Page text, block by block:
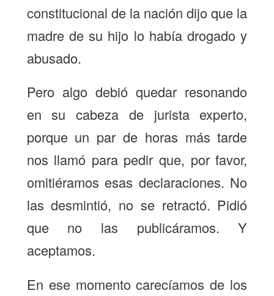
constitucional de la nación dijo que la
madre de su hijo lo había drogado y
abusado.
Pero algo debió quedar resonando
en su cabeza de jurista experto,
porque un par de horas más tarde
nos llamó para pedir que, por favor,
omitiéramos esas declaraciones. No
las desmintió, no se retractó. Pidió
que no las publicáramos. Y
aceptamos.
En ese momento carecíamos de los